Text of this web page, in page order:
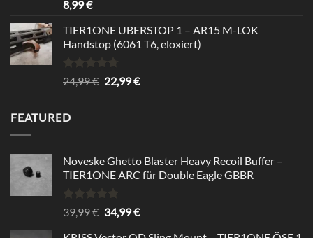
Rated
out of 5
8,99€
TIER1ONE UBERSTOP 1 – AR15 M-LOK
Handstop (6061 T6, eloxiert)
Rated4.67
out of 5
24,99€ Original
22,99€Current
FEATURED
Noveske Ghetto Blaster Heavy Recoil Buffer –
TIER1ONE ARC für Double Eagle GBBR
Rated5.00
out of 5
39,99€ Original
34,99€Current